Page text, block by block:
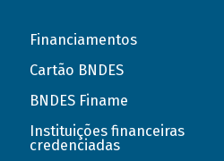
Financiamentos
Cartão BNDES
BNDES Finame
Instituições financeiras
credenciadas